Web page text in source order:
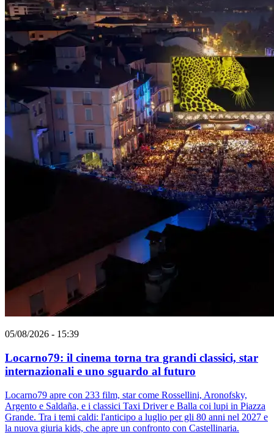
05/08/2026 - 15:39
Locarno79: il cinema torna tra grandi classici, star
internazionali e uno sguardo al futuro
Locarno79 apre con 233 film, star come Rossellini, Aronofsky,
Argento e Saldaña, e i classici Taxi Driver e Balla coi lupi in Piazza
Grande. Tra i temi caldi: l'anticipo a luglio per gli 80 anni nel 2027 e
la nuova giuria kids, che apre un confronto con Castellinaria.